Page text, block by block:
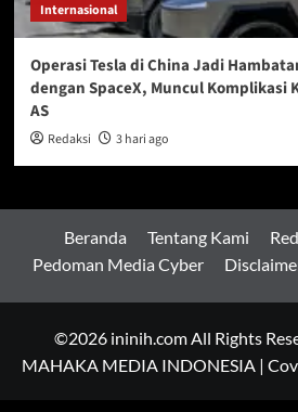
Internasional
Operasi Tesla di China Jadi
dengan SpaceX, Muncul Komplikasi
AS
Redaksi 3 hari ago
Beranda Tentang Kami
Pedoman Media Cyber
©2026 ininih.com All Rights
MAHAKA MEDIA INDONESIA |